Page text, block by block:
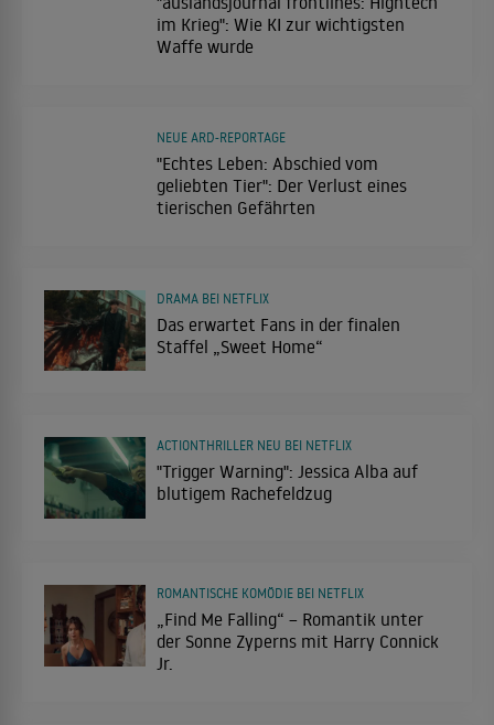
im Krieg": Wie KI zur wichtigsten
Waffe wurde
"Echtes Leben: Abschied vom
geliebten Tier": Der Verlust eines
tierischen Gefährten
NEUE ARD-REPORTAGE
Das erwartet Fans in der finalen
Staffel „Sweet Home“
DRAMA BEI NETFLIX
"Trigger Warning": Jessica Alba auf
blutigem Rachefeldzug
ACTIONTHRILLER NEU BEI NETFLIX
„Find Me Falling“ – Romantik unter
der Sonne Zyperns mit Harry Connick
Jr.
ROMANTISCHE KOMÖDIE BEI NETFLIX